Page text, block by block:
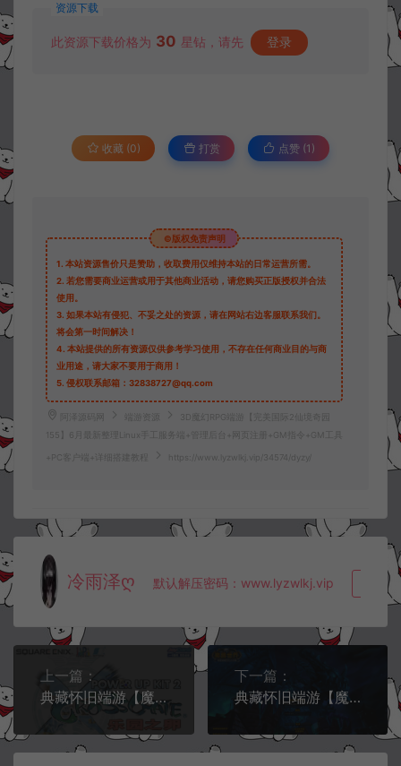
资源下载
此资源下载价格为 30 星钻，请先 登录
收藏 (0) 打赏 点赞 (1 )
©版权免责声明
1. 本站资源售价只是赞助，收取费用仅维持本站的日常运营所需。
2. 若您需要商业运营或用于其他商业活动，请您购买正版授权并合法
使用。
3. 如果本站有侵犯、不妥之处的资源，请在网站右边客服联系我们。
将会第一时间解决！
4. 本站提供的所有资源仅供参考学习使用，不存在任何商业目的与商
业用途，请大家不要用于商用！
5. 侵权联系邮箱：32838727@qq.com
阿泽源码网 端游资源
3D魔幻RPG端游【完美国际2仙境奇园
155】6月最新整理Linux手工服务端+管理后台+网页注册+GM指令+GM工具
+PC客户端+详细搭建教程 https://www.lyzwlkj.vip/34574/dyzy/
冷雨泽ღ 默认解压密码：www.lyzwlkj.vip 复
上一篇：
典藏怀旧端游【魔力宝贝】6月最新整理Linux手工服务端+PC客户端+详细搭建教程
下一篇：
典藏怀旧端游【魔兽世界335鱼人的小灾变完美版】6月最新整理Win一键服务端+网页注册+GM指令+PC客户端+详细搭建教程